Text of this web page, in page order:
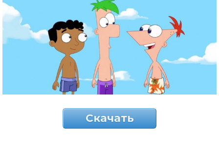
Скачать